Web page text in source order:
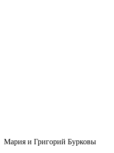
Мария и Григорий Бурковы